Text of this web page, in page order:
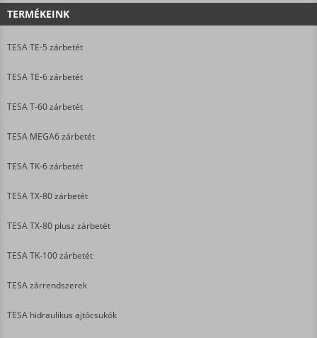
TERMÉKEINK
TESA TE-5 zárbetét
TESA TE-6 zárbetét
TESA T-60 zárbetét
TESA MEGA6 zárbetét
TESA TK-6 zárbetét
TESA TX-80 zárbetét
TESA TX-80 plusz zárbetét
TESA TK-100 zárbetét
TESA zárrendszerek
TESA hidraulikus ajtócsukók